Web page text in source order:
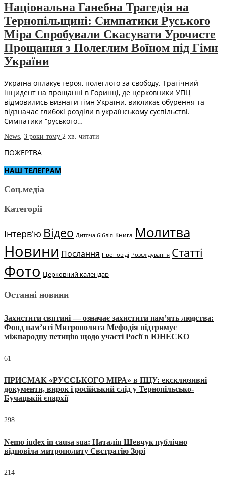
Національна Ганебна Трагедія на
Тернопільщині: Симпатики Руського
Міра Спробували Скасувати Урочисте
Прощання з Полеглим Воїном під Гімн
України
Україна оплакує героя, полеглого за свободу. Трагічний
інцидент на прощанні в Горинці, де церковники УПЦ
відмовились визнати гімн України, викликає обурення та
відзначає глибокі розділи в українському суспільстві.
Симпатики “руського…
News, 3 роки тому 2 хв. читати
ПОЖЕРТВА
НАШ ТЕЛЕГРАМ
Соц.медіа
Категорії
Інтерв'ю Відео Дитяча біблія Книга Молитва
Новини Послання Проповіді Розслідування Статті
Фото Церковний календар
Останні новини
Захистити святині — означає захистити пам’ять людства:
Фонд пам’яті Митрополита Мефодія підтримує
міжнародну петицію щодо участі Росії в ЮНЕСКО
61
ПРИСМАК «РУССЬКОГО МІРА» в ПЦУ: ексклюзивні
документи, вирок і російський слід у Тернопільсько-
Бучацькій єпархії
298
Nemo iudex in causa sua: Наталія Шевчук публічно
відповіла митрополиту Євстратію Зорі
214